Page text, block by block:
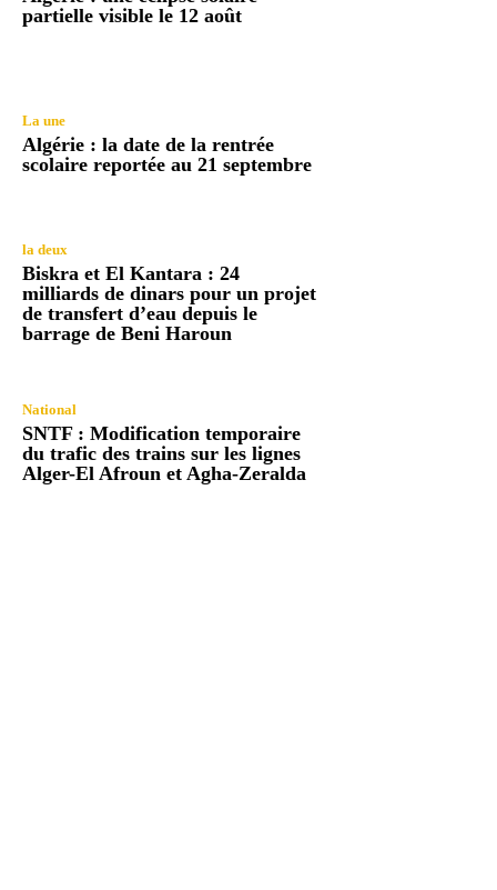
partielle visible le 12 août
La une
Algérie : la date de la rentrée
scolaire reportée au 21 septembre
la deux
Biskra et El Kantara : 24
milliards de dinars pour un projet
de transfert d’eau depuis le
barrage de Beni Haroun
National
SNTF : Modification temporaire
du trafic des trains sur les lignes
Alger-El Afroun et Agha-Zeralda